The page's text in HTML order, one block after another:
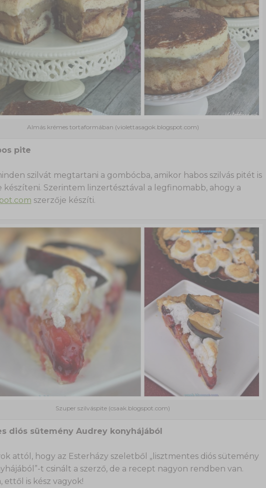
Almás krémes tortaformában (violettasagok.blogspot.com)
pite
szilvát megtartani a gombócba, amikor habos szilvás pitét is
készíteni. Szerintem linzertésztával a legfinomabb, ahogy a
szerzője készíti.
Szuper szilváspite (csaak.blogspot.com)
diós sütemény Audrey konyhájából
attól, hogy az Esterházy szeletből „lisztmentes diós sütemény
t csinált a szerző, de a recept nagyon rendben van.
ettől is kész vagyok!